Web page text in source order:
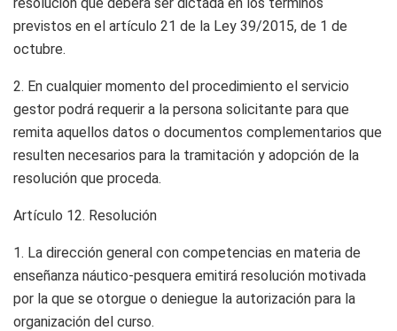
previstos en el artículo 21 de la Ley 39/2015, de 1 de
octubre.
2. En cualquier momento del procedimiento el servicio
gestor podrá requerir a la persona solicitante para que
remita aquellos datos o documentos complementarios que
resulten necesarios para la tramitación y adopción de la
resolución que proceda.
Artículo 12. Resolución
1. La dirección general con competencias en materia de
enseñanza náutico-pesquera emitirá resolución motivada
por la que se otorgue o deniegue la autorización para la
organización del curso.